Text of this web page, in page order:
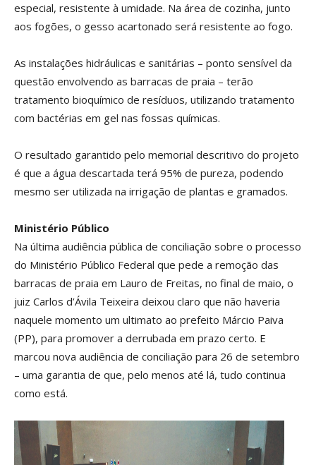
especial, resistente à umidade. Na área de cozinha, junto
aos fogões, o gesso acartonado será resistente ao fogo.
As instalações hidráulicas e sanitárias – ponto sensível da
questão envolvendo as barracas de praia – terão
tratamento bioquímico de resíduos, utilizando tratamento
com bactérias em gel nas fossas químicas.
O resultado garantido pelo memorial descritivo do projeto
é que a água descartada terá 95% de pureza, podendo
mesmo ser utilizada na irrigação de plantas e gramados.
Ministério Público
Na última audiência pública de conciliação sobre o processo
do Ministério Público Federal que pede a remoção das
barracas de praia em Lauro de Freitas, no final de maio, o
juiz Carlos d’Ávila Teixeira deixou claro que não haveria
naquele momento um ultimato ao prefeito Márcio Paiva
(PP), para promover a derrubada em prazo certo. E
marcou nova audiência de conciliação para 26 de setembro
– uma garantia de que, pelo menos até lá, tudo continua
como está.